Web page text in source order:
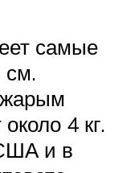
самые
4 кг.
и в